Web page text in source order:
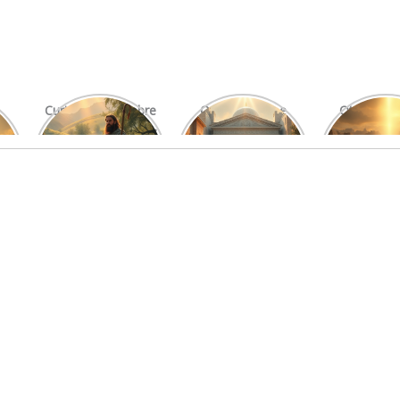
Curiosidades Sobre
Os Salmos Mais
O Significado e
Função do Levita
Otniel: